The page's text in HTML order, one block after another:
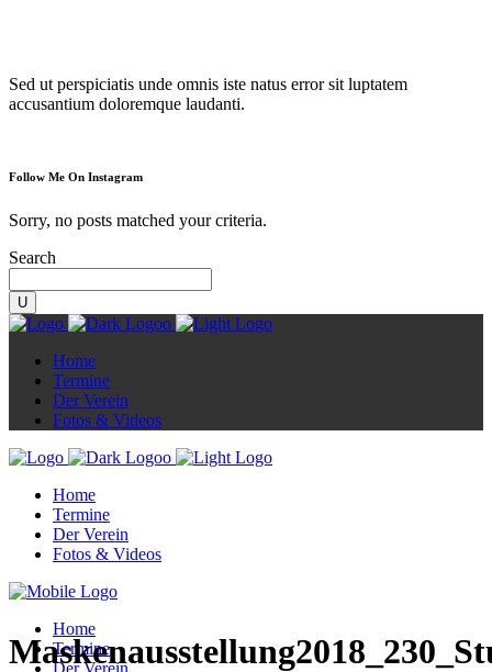
Sed ut perspiciatis unde omnis iste natus error sit luptatem
accusantium doloremque laudanti.
Follow Me On Instagram
Sorry, no posts matched your criteria.
Search
Home
Termine
Der Verein
Fotos & Videos
Home
Termine
Der Verein
Fotos & Videos
Home
Termine
Der Verein